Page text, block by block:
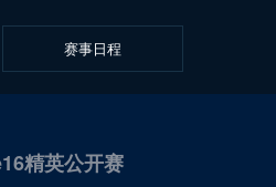
赛事日程
精英公开赛